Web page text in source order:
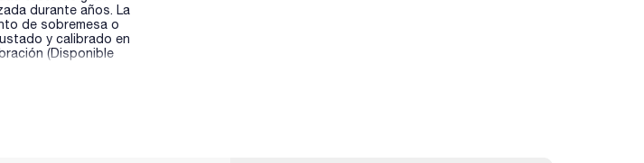
durante años. La
de sobremesa o
y calibrado en
(Disponible